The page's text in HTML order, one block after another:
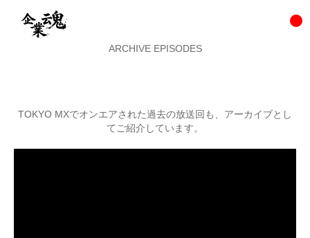
ARCHIVE EPISODES
TOKYO MXでオンエアされた過去の放送回も、アーカイブとし
てご紹介しています。